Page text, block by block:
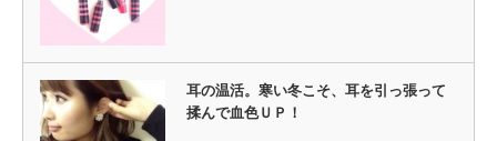
耳の温活。寒い冬こそ、耳を引っ張って
揉んで血色ＵＰ！